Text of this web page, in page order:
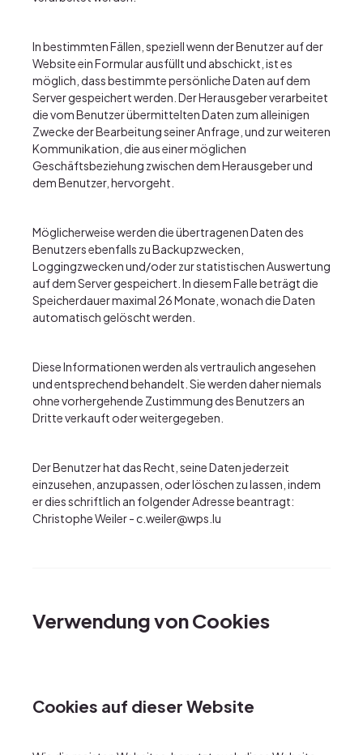
In bestimmten Fällen, speziell wenn der Benutzer auf der
Website ein Formular ausfüllt und abschickt, ist es
möglich, dass bestimmte persönliche Daten auf dem
Server gespeichert werden. Der Herausgeber verarbeitet
die vom Benutzer übermittelten Daten zum alleinigen
Zwecke der Bearbeitung seiner Anfrage, und zur weiteren
Kommunikation, die aus einer möglichen
Geschäftsbeziehung zwischen dem Herausgeber und
dem Benutzer, hervorgeht.
Möglicherweise werden die übertragenen Daten des
Benutzers ebenfalls zu Backupzwecken,
Loggingzwecken und/oder zur statistischen Auswertung
auf dem Server gespeichert. In diesem Falle beträgt die
Speicherdauer maximal 26 Monate, wonach die Daten
automatisch gelöscht werden.
Diese Informationen werden als vertraulich angesehen
und entsprechend behandelt. Sie werden daher niemals
ohne vorhergehende Zustimmung des Benutzers an
Dritte verkauft oder weitergegeben.
Der Benutzer hat das Recht, seine Daten jederzeit
einzusehen, anzupassen, oder löschen zu lassen, indem
er dies schriftlich an folgender Adresse beantragt:
Christophe Weiler - c.weiler@wps.lu
Verwendung von Cookies
Cookies auf dieser Website